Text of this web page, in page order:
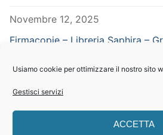
Usiamo cookie per ottimizzare il nostro sito
Gestisci servizi
ACCETTA
Novembre 12, 2025
Firmacopie – Libreria Saphira –
CERCA NEL SITO